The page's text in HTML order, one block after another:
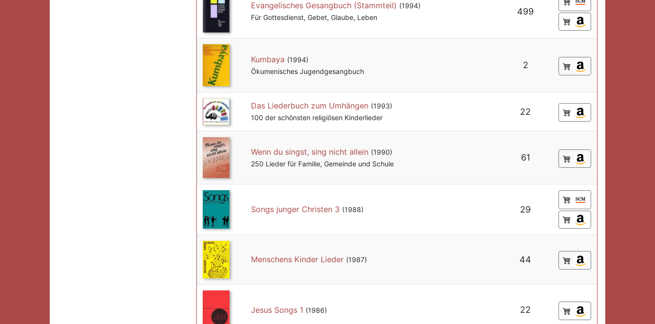
Evangelisches Gesangbuch (Stammteil) (1994)
Für Gottesdienst, Gebet, Glaube, Leben
499
Kumbaya (1994)
Ökumenisches Jugendgesangbuch
2
Das Liederbuch zum Umhängen (1993)
100 der schönsten religiösen Kinderlieder
22
Wenn du singst, sing nicht allein (1990)
250 Lieder für Familie, Gemeinde und Schule
61
Songs junger Christen 3 (1988) 29
Menschens Kinder Lieder (1987) 44
Jesus Songs 1 (1986) 22